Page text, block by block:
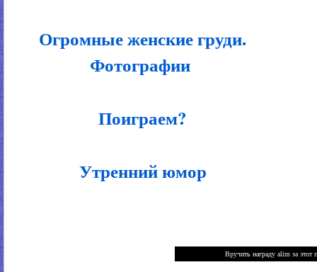
Огромные женские груди.
Фотографии
Поиграем?
Утренний юмор